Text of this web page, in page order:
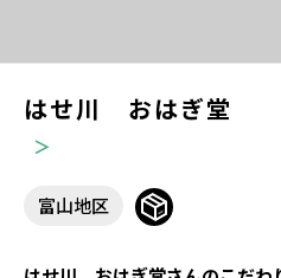
はせ川 おはぎ堂
富山地区